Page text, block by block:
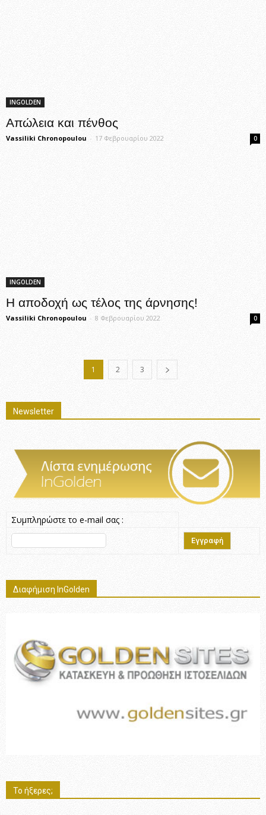
INGOLDEN
Απώλεια και πένθος
Vassiliki Chronopoulou - 17 Φεβρουαρίου 2022 0
INGOLDEN
Η αποδοχή ως τέλος της άρνησης!
Vassiliki Chronopoulou - 8 Φεβρουαρίου 2022 0
1 2 3
Newsletter
Συμπληρώστε το e-mail σας :
Διαφήμιση InGolden
Το ήξερες;